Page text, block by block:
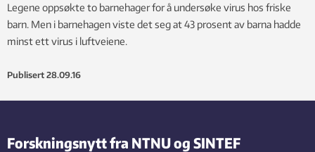
Legene oppsøkte to barnehager for å undersøke virus hos friske
barn. Men i barnehagen viste det seg at 43 prosent av barna hadde
minst ett virus i luftveiene.
Publisert 28.09.16
Forskningsnytt fra NTNU og SINTEF